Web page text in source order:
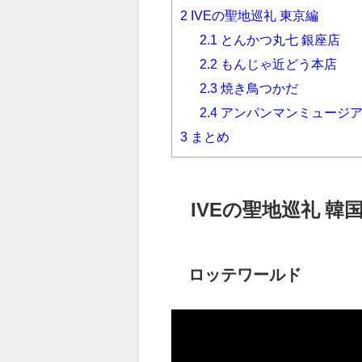
2 IVEの聖地巡礼 東京編
2.1
とんかつ丸七 銀座店
2.2 もんじゃ近どう本店
2.3 焼き鳥つかだ
2.4 アンパンマンミュージ
3 まとめ
IVEの聖地巡礼 韓
ロッテワールド